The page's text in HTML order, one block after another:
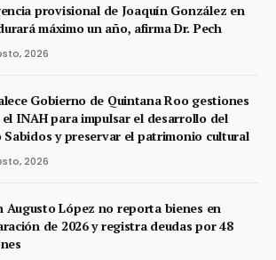
provisional de Joaquín González en
máximo un año, afirma Dr. Pech
2026
Gobierno de Quintana Roo gestiones
INAH para impulsar el desarrollo del
Sabidos y preservar el patrimonio cultural
2026
Augusto López no reporta bienes en
de 2026 y registra deudas por 48